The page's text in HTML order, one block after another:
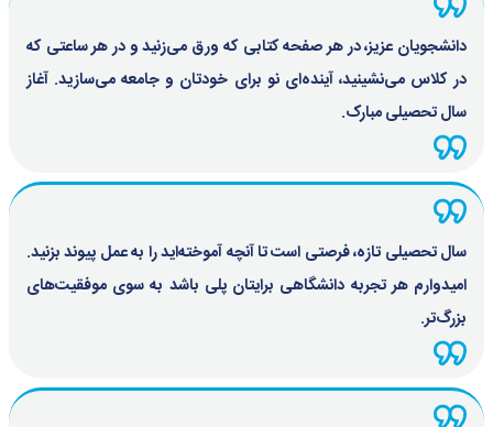
دانشجویان عزیز، در هر صفحه کتابی که ورق می‌زنید و در هر ساعتی که
در کلاس می‌نشینید، آینده‌ای نو برای خودتان و جامعه می‌سازید. آغاز
سال تحصیلی مبارک.
سال تحصیلی تازه، فرصتی است تا آنچه آموخته‌اید را به عمل پیوند بزنید.
امیدوارم هر تجربه دانشگاهی برایتان پلی باشد به سوی موفقیت‌های
بزرگ‌تر.